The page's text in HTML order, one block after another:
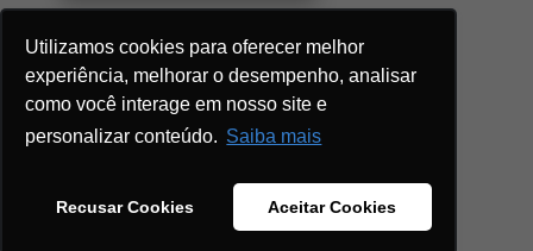
Utilizamos cookies para oferecer melhor
experiência, melhorar o desempenho, analisar
como você interage em nosso site e
personalizar conteúdo. Saiba mais
Recusar Cookies Aceitar Cookies
Desenvolvido porEfejota Marketing e
Privacidade